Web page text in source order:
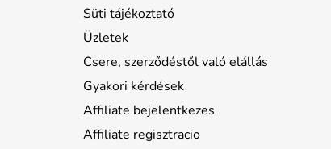
Süti tájékoztató
Üzletek
Csere, szerződéstől való elállás
Gyakori kérdések
Affiliate bejelentkezes
Affiliate regisztracio